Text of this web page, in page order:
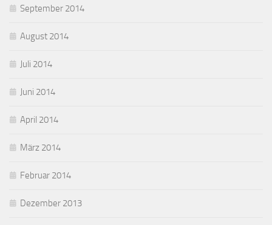
September 2014
August 2014
Juli 2014
Juni 2014
April 2014
März 2014
Februar 2014
Dezember 2013